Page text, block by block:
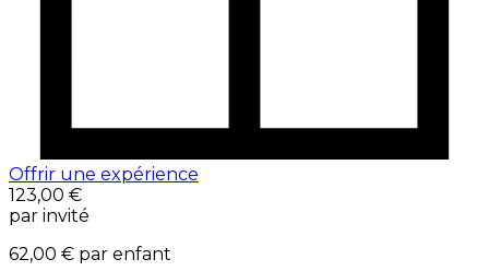
Offrir une expérience
123,00 €
par invité
62,00 € par enfant